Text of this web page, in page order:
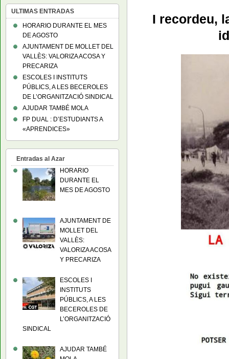
I recordeu,
ULTIMAS ENTRADAS
HORARIO DURANTE EL MES
DE AGOSTO
AJUNTAMENT DE MOLLET DEL
VALLÈS: VALORIZA ACOSA Y
PRECARIZA
ESCOLES I INSTITUTS
PÚBLICS, A LES BECEROLES
DE L’ORGANITZACIÓ SINDICAL
AJUDAR TAMBÉ MOLA
FP DUAL : D’ESTUDIANTS A
«APRENDICES»
Entradas al Azar
HORARIO
DURANTE EL
MES DE AGOSTO
AJUNTAMENT DE
MOLLET DEL
VALLÈS:
VALORIZA ACOSA
Y PRECARIZA
ESCOLES I
INSTITUTS
PÚBLICS, A LES
BECEROLES DE
L’ORGANITZACIÓ
SINDICAL
AJUDAR TAMBÉ